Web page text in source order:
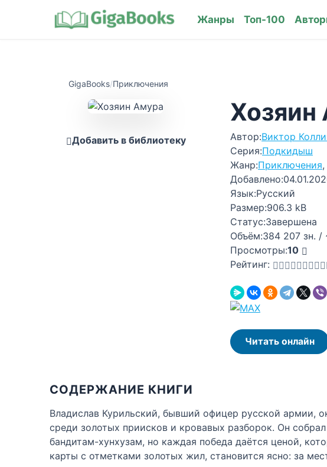
Жанры Топ-100
GigaBooks/Приключения
Добавить в библиотеку
Хозяин
Автор:Виктор
Серия:Подкидыш
Жанр:Приключения,
Добавлено:
Язык:Русский
Размер:906.3 kB
Статус:Завершена
Объём:384 207 зн. /
Просмотры:10
Рейтинг:
Читать онлайн
СОДЕРЖАНИЕ КНИГИ
Владислав Курильский, бывший офицер русской армии,
среди золотых приисков и кровавых разборок. Он
бандитам-хунхузам, но каждая победа даётся ценой,
карты с отметками золотых жил, становится ясно: за